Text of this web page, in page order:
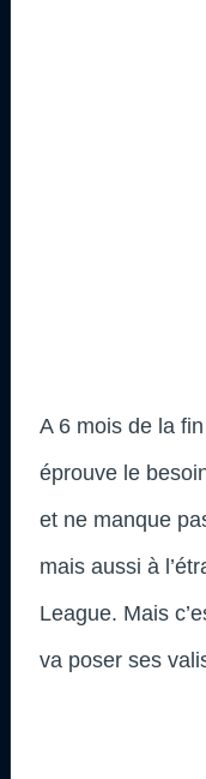
A 6 mois de la
éprouve le
et ne manque
mais aussi à
League. Mais
va poser ses